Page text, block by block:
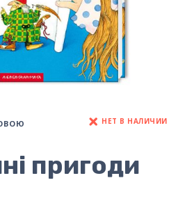
НЕТ В НАЛИЧИИ
пригоди